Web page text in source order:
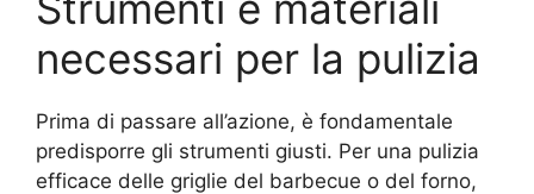
necessari per la pulizia
Prima di passare all’azione, è fondamentale
predisporre gli strumenti giusti. Per una pulizia
efficace delle griglie del barbecue o del forno,